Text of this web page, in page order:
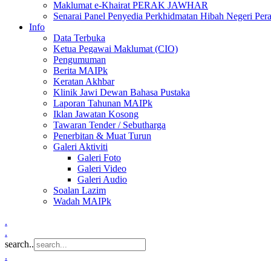
Maklumat e-Khairat PERAK JAWHAR
Senarai Panel Penyedia Perkhidmatan Hibah Negeri
Info
Data Terbuka
Ketua Pegawai Maklumat (CIO)
Pengumuman
Berita MAIPk
Keratan Akhbar
Klinik Jawi Dewan Bahasa Pustaka
Laporan Tahunan MAIPk
Iklan Jawatan Kosong
Tawaran Tender / Sebutharga
Penerbitan & Muat Turun
Galeri Aktiviti
Galeri Foto
Galeri Video
Galeri Audio
Soalan Lazim
Wadah MAIPk
.
.
search..
.